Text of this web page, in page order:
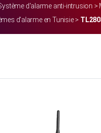
d'alarme anti-intrusion >
d'alarme en Tunisie>